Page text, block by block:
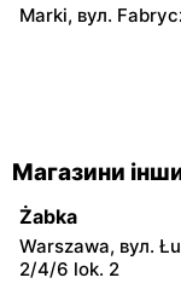
Marki, вул.
Netto
Pruszków, вул.
18
Netto
Магазини
Żabka
Warszawa, вул.
2/4/6 lok. 2